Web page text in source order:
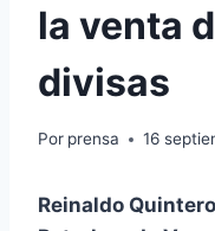
la venta
divisas
Por prensa 16
Reinaldo